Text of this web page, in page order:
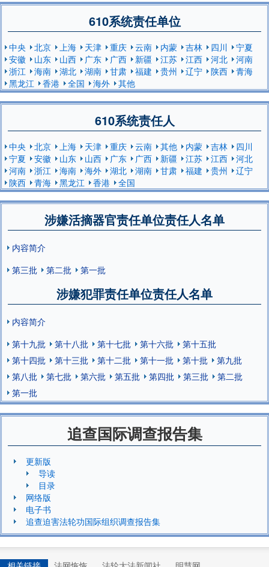
610系统责任单位
中央 北京 上海 天津 重庆 云南 内蒙 吉林 四川
宁夏
安徽
山东 山西 广东 广西 新疆 江苏 江西 河北
河南
浙江
海南 湖北 湖南 甘肃 福建 贵州 辽宁 陕西
青海
黑龙江
香港 全国 海外 其他
610系统责任人
中央 北京 上海 天津 重庆 云南 其他 内蒙 吉林
四川
宁夏
安徽 山东 山西 广东 广西 新疆 江苏 江西
河北
河南
浙江 海南 海外 湖北 湖南 甘肃 福建 贵州
辽宁
陕西
青海 黑龙江 香港 全国
涉嫌活摘器官责任单位责任人名单
内容简介
第三批
第二批 第一批
涉嫌犯罪责任单位责任人名单
内容简介
第十九批
第十八批 第十七批 第十六批
第十五批
第十四批
第十三批 第十二批 第十一批 第十批
第九批
第八批
第七批 第六批 第五批 第四批 第三批
第二批
第一批
追查国际调查报告集
更新版
导读
目录
网络版
电子书
追查迫害法轮功国际组织调查报告集